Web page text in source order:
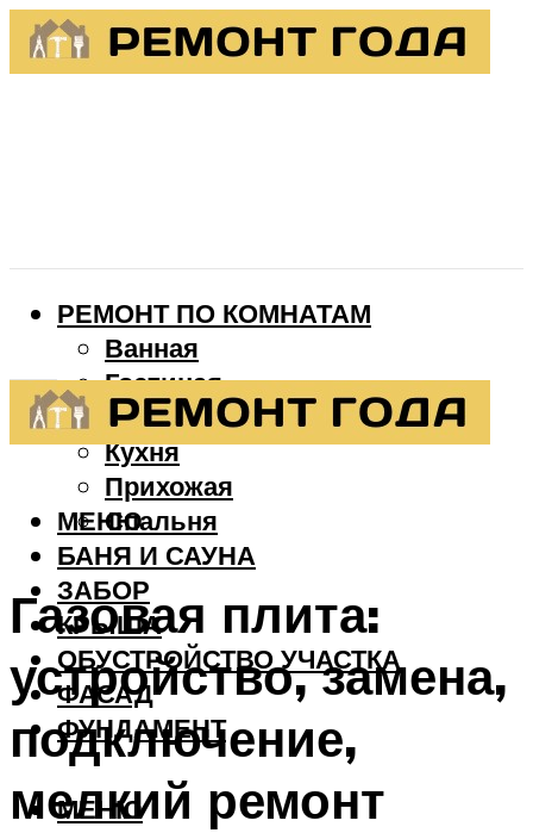
РЕМОНТ ПО КОМНАТАМ
Ванная
Гостиная
Детская
Кухня
Прихожая
Спальня
БАНЯ И САУНА
ЗАБОР
КРЫША
ОБУСТРОЙСТВО УЧАСТКА
ФАСАД
ФУНДАМЕНТ
МЕНЮ
МЕНЮ
Газовая плита:
устройство, замена,
подключение,
мелкий ремонт